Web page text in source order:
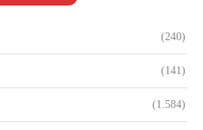
(240)
(141)
(1.584)